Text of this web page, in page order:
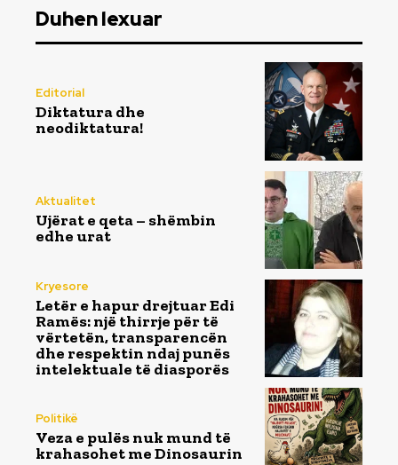
Duhen lexuar
Editorial
Diktatura dhe
neodiktatura!
Aktualitet
Ujërat e qeta – shëmbin
edhe urat
Kryesore
Letër e hapur drejtuar Edi
Ramës: një thirrje për të
vërtetën, transparencën
dhe respektin ndaj punës
intelektuale të diasporës
Politikë
Veza e pulës nuk mund të
krahasohet me Dinosaurin